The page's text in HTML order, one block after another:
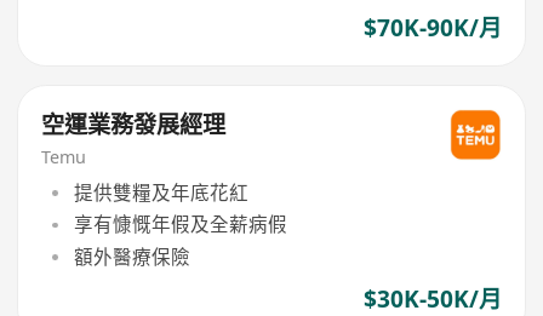
$70K-90K/月
空運業務發展經理
Temu
提供雙糧及年底花紅
享有慷慨年假及全薪病假
額外醫療保險
$30K-50K/月